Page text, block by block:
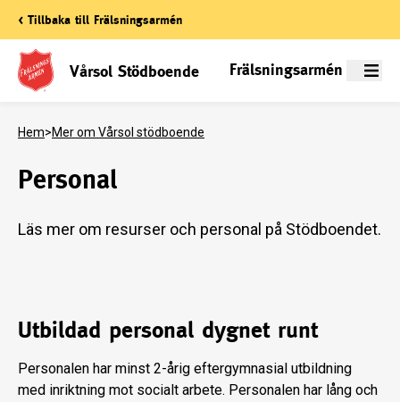
< Tillbaka till Frälsningsarmén
Vårsol Stödboende Frälsningsarmén Meny
Hem>Mer om Vårsol stödboende
Personal
Läs mer om resurser och personal på Stödboendet.
Utbildad personal dygnet runt
Personalen har minst 2-årig eftergymnasial utbildning
med inriktning mot socialt arbete. Personalen har lång och